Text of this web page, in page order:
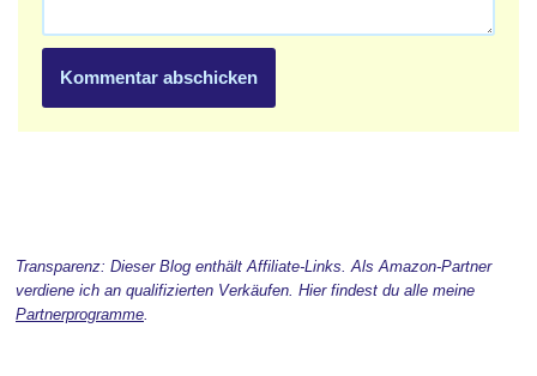
Transparenz: Dieser Blog enthält Affiliate-Links. Als Amazon-Partner
verdiene ich an qualifizierten Verkäufen. Hier findest du alle meine
Partnerprogramme.